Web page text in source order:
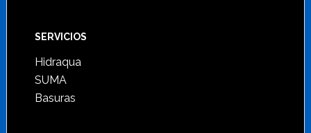
SERVICIOS
Hidraqua
SUMA
Basuras